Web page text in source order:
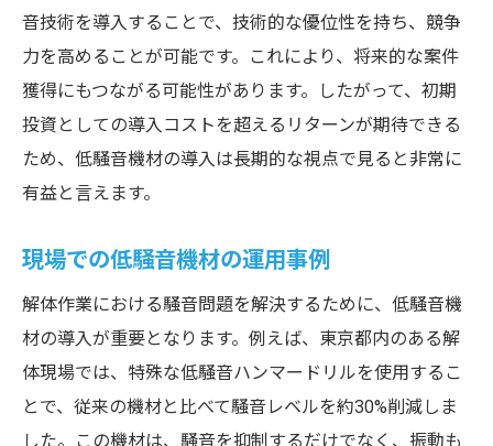
音技術を導入することで、技術的な優位性を持ち、競争
力を高めることが可能です。これにより、将来的な案件
獲得にもつながる可能性があります。したがって、初期
投資としての導入コストを超えるリターンが期待できる
ため、低騒音機材の導入は長期的な視点で見ると非常に
有益と言えます。
現場での低騒音機材の運用事例
解体作業における騒音問題を解決するために、低騒音機
材の導入が重要となります。例えば、東京都内のある解
体現場では、特殊な低騒音ハンマードリルを使用するこ
とで、従来の機材と比べて騒音レベルを約30%削減しま
した。この機材は、騒音を抑制するだけでなく、振動も